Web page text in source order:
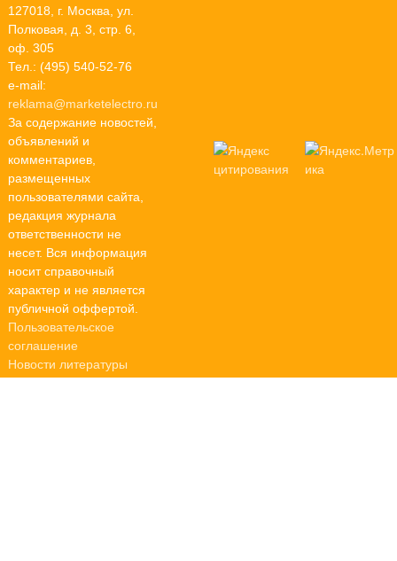
127018, г. Москва, ул.
Полковая, д. 3, стр. 6,
оф. 305
Тел.: (495) 540-52-76
e-mail:
reklama@marketelectro.ru
За содержание новостей,
объявлений и
комментариев,
размещенных
пользователями сайта,
редакция журнала
ответственности не
несет. Вся информация
носит справочный
характер и не является
публичной оффертой.
Пользовательское
соглашение
Новости литературы